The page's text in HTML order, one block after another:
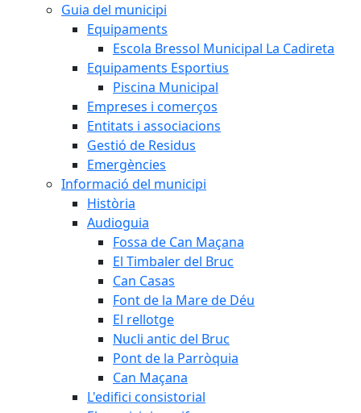
Guia del municipi
Equipaments
Escola Bressol Municipal La Cadireta
Equipaments Esportius
Piscina Municipal
Empreses i comerços
Entitats i associacions
Gestió de Residus
Emergències
Informació del municipi
Història
Audioguia
Fossa de Can Maçana
El Timbaler del Bruc
Can Casas
Font de la Mare de Déu
El rellotge
Nucli antic del Bruc
Pont de la Parròquia
Can Maçana
L'edifici consistorial